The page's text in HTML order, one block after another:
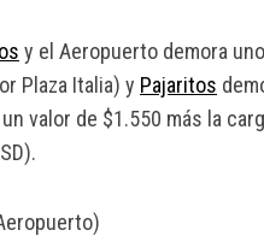
y el Aeropuerto demora
Plaza Italia) y Pajaritos
valor de $1.550 más la